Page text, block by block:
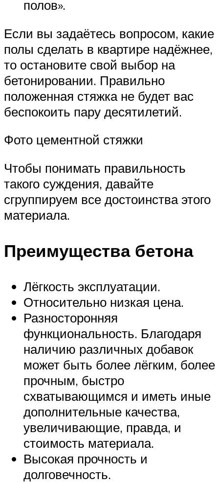
полов».
Если вы задаётесь вопросом, какие
полы сделать в квартире надёжнее,
то остановите свой выбор на
бетонировании. Правильно
положенная стяжка не будет вас
беспокоить пару десятилетий.
Фото цементной стяжки
Чтобы понимать правильность
такого суждения, давайте
сгруппируем все достоинства этого
материала.
Преимущества бетона
Лёгкость эксплуатации.
Относительно низкая цена.
Разносторонняя
функциональность. Благодаря
наличию различных добавок
может быть более лёгким, более
прочным, быстро
схватывающимся и иметь иные
дополнительные качества,
увеличивающие, правда, и
стоимость материала.
Высокая прочность и
долговечность.